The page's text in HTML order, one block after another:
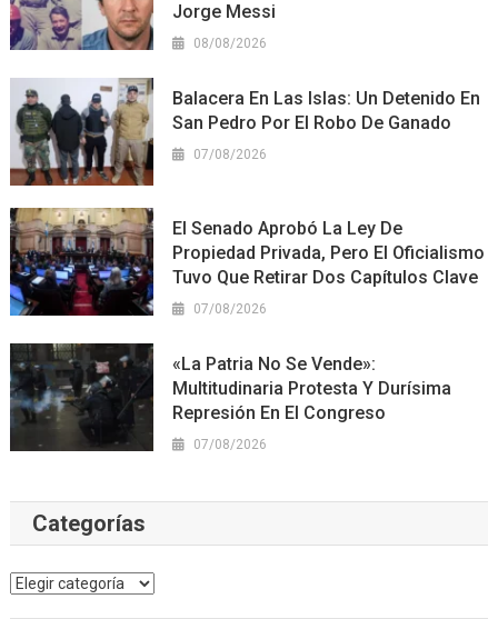
Jorge Messi
08/08/2026
Balacera En Las Islas: Un Detenido En
San Pedro Por El Robo De Ganado
07/08/2026
El Senado Aprobó La Ley De
Propiedad Privada, Pero El Oficialismo
Tuvo Que Retirar Dos Capítulos Clave
07/08/2026
«La Patria No Se Vende»:
Multitudinaria Protesta Y Durísima
Represión En El Congreso
07/08/2026
Categorías
Categorías